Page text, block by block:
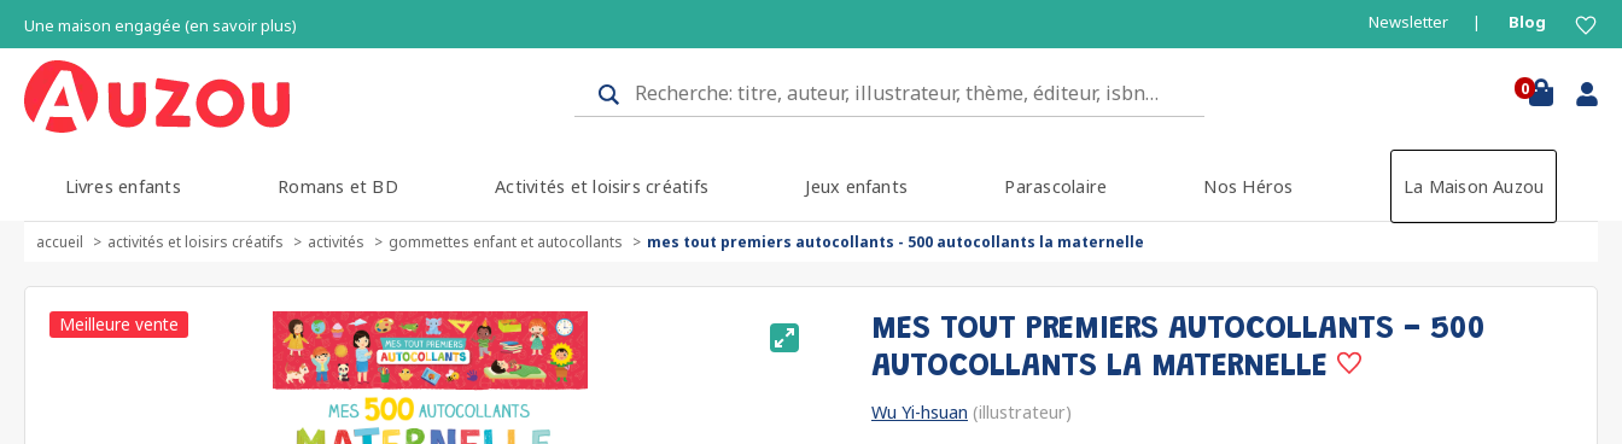
Une maison engagée (en savoir plus) Newsletter Blog
0
Livres enfants Romans et BD Activités et loisirs créatifs Jeux enfants Parascolaire Nos Héros La Maison Auzou
accueil activités et loisirs créatifs activités gommettes enfant et autocollants mes tout premiers autocollants - 500 autocollants la maternelle
MES TOUT PREMIERS AUTOCOLLANTS - 500
AUTOCOLLANTS LA MATERNELLE
Wu Yi-hsuan (illustrateur)